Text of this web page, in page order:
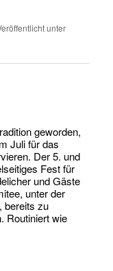
unter
geworden,
Juli für das
Der 5. und
Fest für
und Gäste
unter der
bereits zu
Routiniert wie